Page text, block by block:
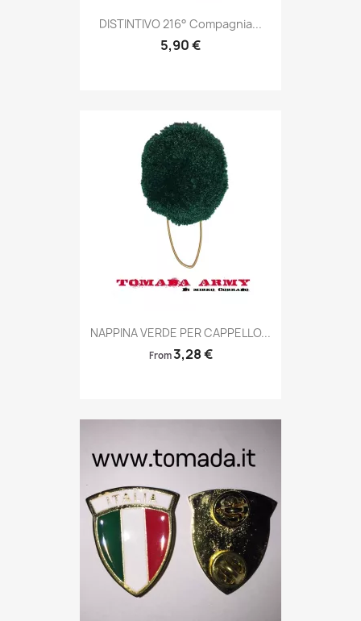
Anteprima
DISTINTIVO 216° Compagnia...
5,90 €
Anteprima
NAPPINA VERDE PER CAPPELLO...
From3,28 €